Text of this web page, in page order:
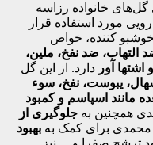
خانواده رزاسه
مورد استفاده قرار
کننده، خواص
التهاب، ضد نفخ، ملین،
آور دارد. از این گل
یبوست، نفخ، سوء
مانند اسپاسم و کمبود
همچنین به جلوگیری از
برای کمک به بهبود